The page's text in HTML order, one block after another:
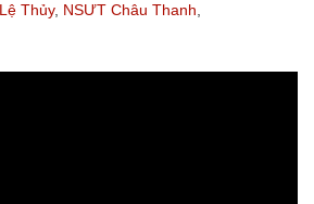
Thủy, NSƯT Châu Thanh